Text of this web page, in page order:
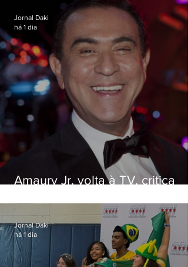
Amaury Jr. volta à TV, critica
viraram colunistas de si
Jornal Daki
há 1 dia
Jornal Daki
há 1 dia